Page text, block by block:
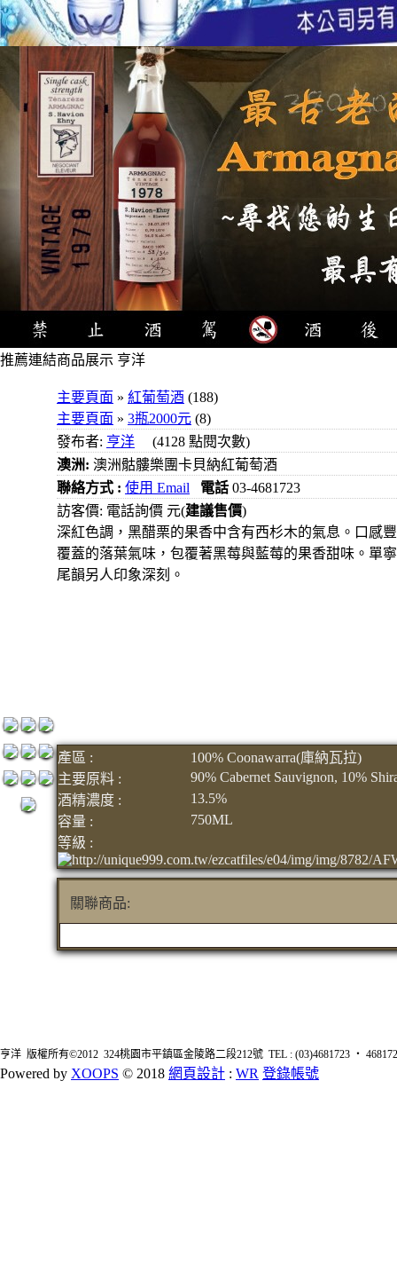
推薦連結商品展示 亨洋
主要頁面 » 紅葡萄酒 (188)
主要頁面 » 3瓶2000元 (8)
發布者: 亨洋 (4128 點閱次數)
澳洲: 澳洲骷髏樂團卡貝納紅葡萄酒
聯絡方式 : 使用 Email 電話 03-4681723
訪客價: 電話詢價 元(建議售價)
深紅色調，黑醋栗的果香中含有西杉木的氣息。口感
覆蓋的落葉氣味，包覆著黑莓與藍莓的果香甜味。單
尾韻另人印象深刻。
產區 :
100% Coonawarra(庫納瓦拉)
主要原料 :
90% Cabernet Sauvignon, 10%
酒精濃度 :
13.5%
容量 :
750ML
等級 :
關聯商品:
亨洋 版權所有©2012 324桃園市平鎮區金陵路二段212號 TEL : (03)4681723 ‧
Powered by XOOPS © 2018 網頁設計 : WR 登錄帳號